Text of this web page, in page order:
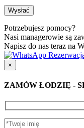
Potrzebujesz pomocy?
Nasi managerowie są
Napisz do nas teraz na
×
ZAMÓW ŁODZIĘ -